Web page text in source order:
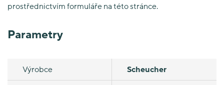
prostřednictvím formuláře na této stránce.
Parametry
Výrobce Scheucher